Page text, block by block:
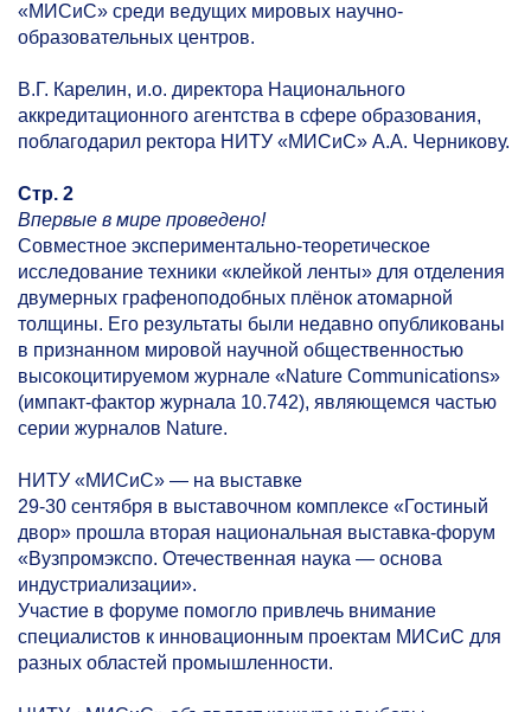
«МИСиС» среди ведущих мировых научно-
образовательных центров.
В.Г. Карелин, и.о. директора Национального
аккредитационного агентства в сфере образования,
поблагодарил ректора НИТУ «МИСиС» А.А. Черникову.
Стр. 2
Впервые в мире проведено!
Совместное экспериментально-теоретическое
исследование техники «клейкой ленты» для отделения
двумерных графеноподобных плёнок атомарной
толщины. Его результаты были недавно опубликованы
в признанном мировой научной общественностью
высокоцитируемом журнале «Nature Communications»
(импакт-фактор журнала 10.742), являющемся частью
серии журналов Nature.
НИТУ «МИСиС» — на выставке
29-30 сентября в выставочном комплексе «Гостиный
двор» прошла вторая национальная выставка-форум
«Вузпромэкспо. Отечественная наука — основа
индустриализации».
Участие в форуме помогло привлечь внимание
специалистов к инновационным проектам МИСиС для
разных областей промышленности.